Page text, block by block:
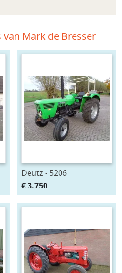
Mark de Bresser
Deutz - 5206
€ 3.750